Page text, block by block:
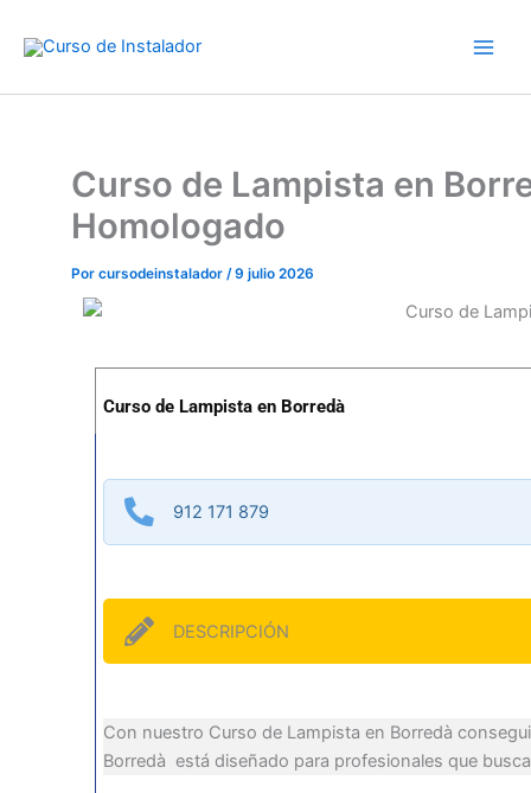
Curso de Lampista en
Homologado
Por cursodeinstalador /9 julio 2026
Curso de Lampista en Borredà
912 171 879
DESCRIPCIÓN
Con nuestro Curso de Lampista en Borredà
Borredà está diseñado para profesionales que